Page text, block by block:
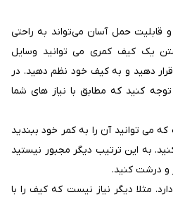
حمل آسان می‌تواند به راحتی
یک کیف کمری می ‌توانید وسایل
دهید و به کیف خود نظم دهید. در
کنید که مطابق با نیاز های شما
‌توانید آن را به کمر خود ببندید
به این ترتیب دیگر مجبور نیستید
و درشت کنید.
مثلا دیگر نیاز نیست که کیف را با